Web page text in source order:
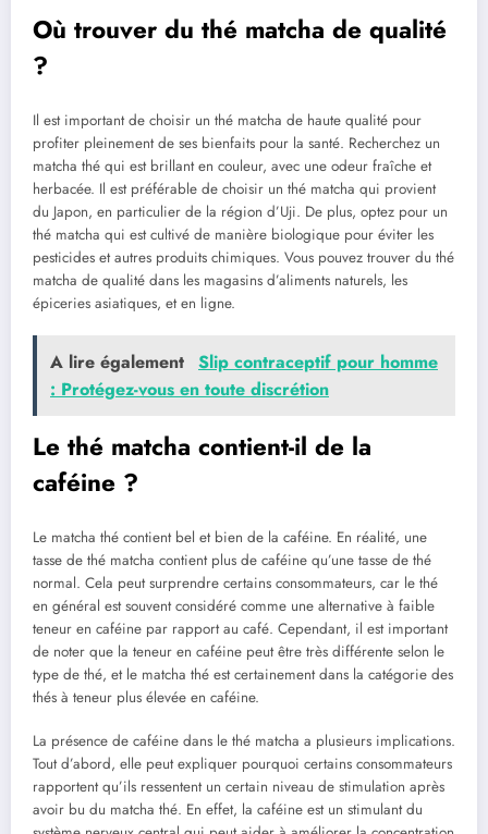
Où trouver du thé matcha de qualité
?
Il est important de choisir un thé matcha de haute qualité pour
profiter pleinement de ses bienfaits pour la santé. Recherchez un
matcha thé qui est brillant en couleur, avec une odeur fraîche et
herbacée. Il est préférable de choisir un thé matcha qui provient
du Japon, en particulier de la région d’Uji. De plus, optez pour un
thé matcha qui est cultivé de manière biologique pour éviter les
pesticides et autres produits chimiques. Vous pouvez trouver du thé
matcha de qualité dans les magasins d’aliments naturels, les
épiceries asiatiques, et en ligne.
A lire également Slip contraceptif pour homme
: Protégez-vous en toute discrétion
Le thé matcha contient-il de la
caféine ?
Le matcha thé contient bel et bien de la caféine. En réalité, une
tasse de thé matcha contient plus de caféine qu’une tasse de thé
normal. Cela peut surprendre certains consommateurs, car le thé
en général est souvent considéré comme une alternative à faible
teneur en caféine par rapport au café. Cependant, il est important
de noter que la teneur en caféine peut être très différente selon le
type de thé, et le matcha thé est certainement dans la catégorie des
thés à teneur plus élevée en caféine.
La présence de caféine dans le thé matcha a plusieurs implications.
Tout d’abord, elle peut expliquer pourquoi certains consommateurs
rapportent qu’ils ressentent un certain niveau de stimulation après
avoir bu du matcha thé. En effet, la caféine est un stimulant du